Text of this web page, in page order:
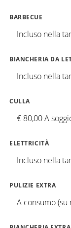
BARBECUE
Incluso nella
BIANCHERIA DA
Incluso nella
CULLA
€ 80,00 A
ELETTRICITÀ
Incluso nella
PULIZIE EXTRA
A consumo (su